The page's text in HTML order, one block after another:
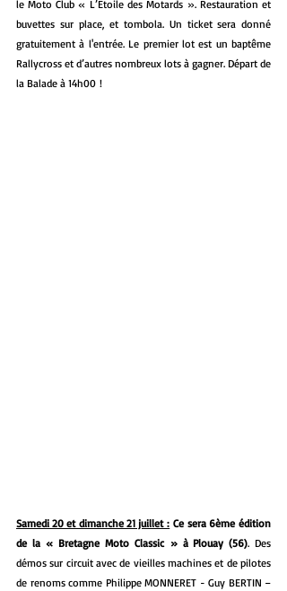
le Moto Club « L’Etoile des Motards ». Restauration et
buvettes sur place, et tombola. Un ticket sera donné
gratuitement à l'entrée. Le premier lot est un baptême
Rallycross et d’autres nombreux lots à gagner. Départ de
la Balade à 14h00 !
Samedi 20 et dimanche 21 juillet : Ce sera 6ème édition
de la « Bretagne Moto Classic » à Plouay (56). Des
démos sur circuit avec de vieilles machines et de pilotes
de renoms comme Philippe MONNERET - Guy BERTIN –